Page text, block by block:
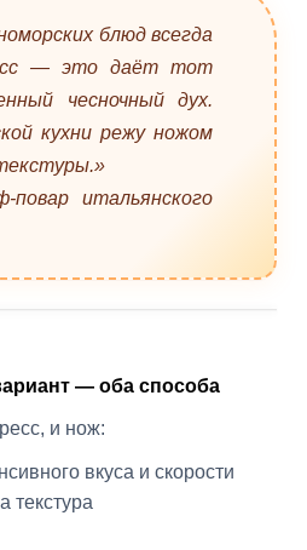
блюд всегда
— это даёт тот
чесночный дух.
кухни режу ножом
итальянского
— оба способа
и нож:
вкуса и скорости
текстура